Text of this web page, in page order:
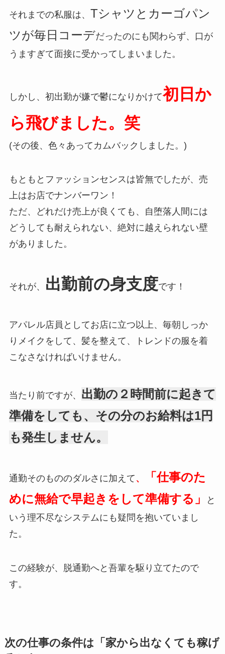
それまでの私服は、 Tシャツとカーゴパン
ツが毎日コーデだったのにも関わらず、口が
うますぎて面接に受かってしまいました。
しかし、初出勤が嫌で鬱になりかけて初日か
ら飛びました。笑
(その後、色々あってカムバックしました。)
もともとファッションセンスは皆無でしたが、売
上はお店でナンバーワン！
ただ、どれだけ売上が良くても、自堕落人間には
どうしても耐えられない、絶対に越えられない壁
がありました。
それが、 出勤前の身支度です！
アパレル店員としてお店に立つ以上、毎朝しっか
りメイクをして、髪を整えて、トレンドの服を着
こなさなければいけません。
当たり前ですが、 出勤の２時間前に起きて
準備をしても、その分のお給料は1円
も発生しません。
通勤そのもののダルさに加えて、
「仕事のた
めに無給で早起きをして準備する」
と
いう理不尽なシステムにも疑問を抱いていまし
た。
この経験が、脱通勤へと吾輩を駆り立てたので
す。
次の仕事の条件は「家から出なくても稼げ